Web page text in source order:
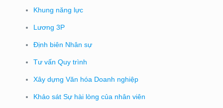
Khung năng lực
Lương 3P
Định biên Nhân sự
Tư vấn Quy trình
Xây dựng Văn hóa Doanh nghiệp
Khảo sát Sự hài lòng của nhân viên